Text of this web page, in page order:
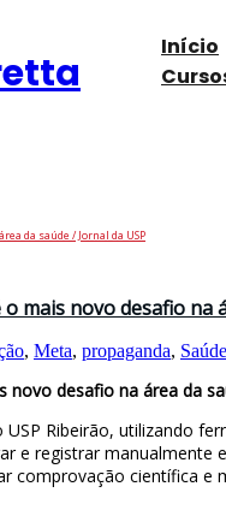
Início
da saúde / Jornal da USP
mais novo desafio na
, Meta, propaganda, Saúde
novo desafio na área da
Ribeirão, utilizando
e registrar
comprovação científica e